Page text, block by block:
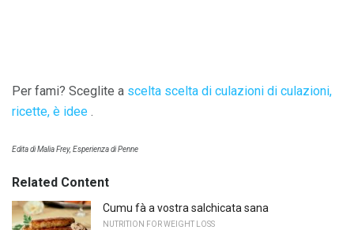
Per fami? Sceglite a scelta scelta di culazioni di culazioni,
ricette, è idee .
Edita di Malia Frey, Esperienza di Penne
Related Content
Cumu fà a vostra salchicata sana
NUTRITION FOR WEIGHT LOSS